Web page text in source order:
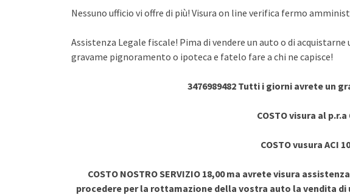
Nessuno ufficio vi offre di più! Visura on line verifica fermo
Assistenza Legale fiscale! Pima di vendere un auto o di
gravame pignoramento o ipoteca e fatelo fare a chi ne capisce!
3476989482 Tutti i giorni avrete un
COSTO visura al p.r.a
COSTO vusura ACI
COSTO NOSTRO SERVIZIO 18,00 ma avrete visura
procedere per la rottamazione della vostra auto la vendita